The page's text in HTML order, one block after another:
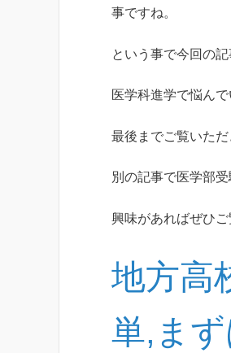
事ですね。
という事で今回の記
医学科進学で悩ん
最後までご覧いただ
別の記事で医学部
興味があればぜひご
地方高
単,ま